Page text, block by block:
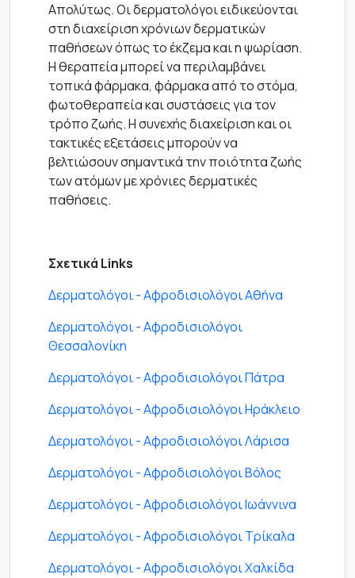
Απολύτως. Οι δερματολόγοι ειδικεύονται
στη διαχείριση χρόνιων δερματικών
παθήσεων όπως το έκζεμα και η ψωρίαση.
Η θεραπεία μπορεί να περιλαμβάνει
τοπικά φάρμακα, φάρμακα από το στόμα,
φωτοθεραπεία και συστάσεις για τον
τρόπο ζωής. Η συνεχής διαχείριση και οι
τακτικές εξετάσεις μπορούν να
βελτιώσουν σημαντικά την ποιότητα ζωής
των ατόμων με χρόνιες δερματικές
παθήσεις.
Σχετικά Links
Δερματολόγοι - Αφροδισιολόγοι Αθήνα
Δερματολόγοι - Αφροδισιολόγοι
Θεσσαλονίκη
Δερματολόγοι - Αφροδισιολόγοι Πάτρα
Δερματολόγοι - Αφροδισιολόγοι Ηράκλειο
Δερματολόγοι - Αφροδισιολόγοι Λάρισα
Δερματολόγοι - Αφροδισιολόγοι Βόλος
Δερματολόγοι - Αφροδισιολόγοι Ιωάννινα
Δερματολόγοι - Αφροδισιολόγοι Τρίκαλα
Δερματολόγοι - Αφροδισιολόγοι Χαλκίδα